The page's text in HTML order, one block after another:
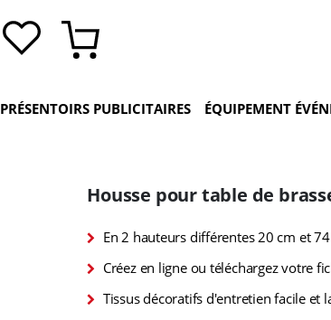
PRÉSENTOIRS PUBLICITAIRES ÉQUIPEMENT
Housse pour table de
En 2 hauteurs différentes 20 cm et
Créez en ligne ou téléchargez votre
Tissus décoratifs d'entretien facile et